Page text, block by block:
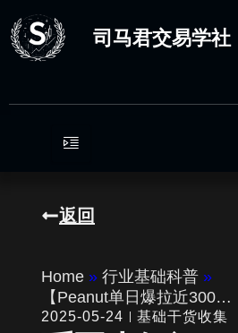
至
内
司马君交易学社
返回
Home » 行业基础科普 »
【Peanut单日爆拉近300…
2025-05-24 基础干货收集